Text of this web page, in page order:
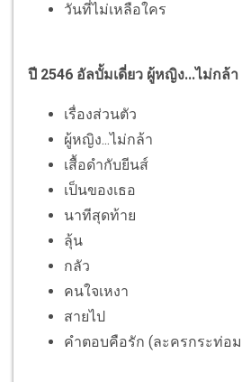
วันที่ไม่เหลือใคร
ปี 2546 อัลบั้มเดี่ยว ผู้หญิง...ไม่กล้า
เรื่องส่วนตัว
ผู้หญิง...ไม่กล้า
เสื้อดำกับยีนส์
เป็นของเธอ
นาทีสุดท้าย
ลุ้น
กลัว
คนใจเหงา
สายไป
คำตอบคือรัก (ละครกระท่อม